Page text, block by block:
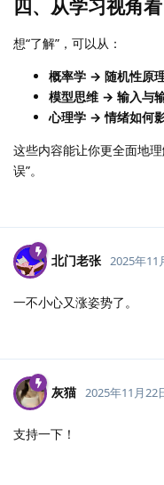
四、从学习视角
想“了解”，可以从：
概率学 → 随机性原
模型思维 → 输入与
心理学 → 情绪如何
这些内容能让你更全面地
误”。
北门老张 2025年11
一不小心又涨姿势了。
灰猫 2025年11月22
支持一下！